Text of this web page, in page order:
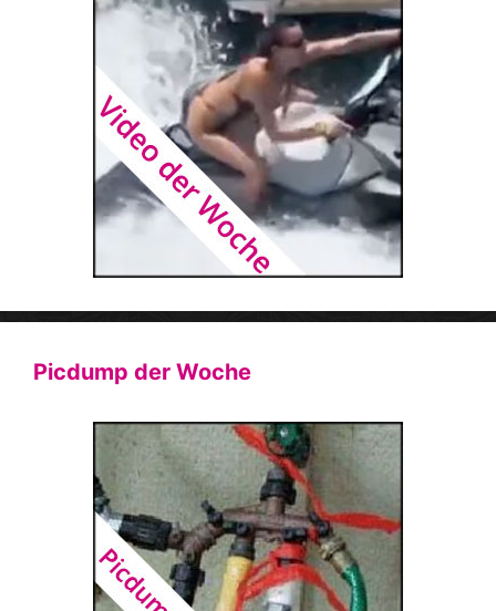
Picdump der Woche